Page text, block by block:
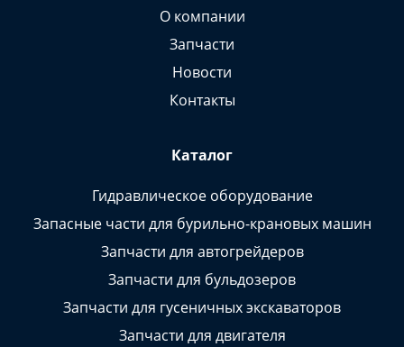
О компании
Запчасти
Новости
Контакты
Каталог
Гидравлическое оборудование
Запасные части для бурильно-крановых машин
Запчасти для автогрейдеров
Запчасти для бульдозеров
Запчасти для гусеничных экскаваторов
Запчасти для двигателя